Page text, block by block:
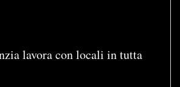
lavora con locali in tutta